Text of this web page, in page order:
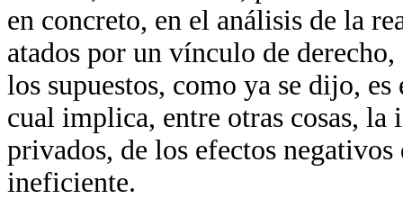
en concreto, en el análisis de la
atados por un vínculo de
los supuestos, como ya se dijo,
cual implica, entre otras cosas, la
privados, de los efectos
ineficiente.